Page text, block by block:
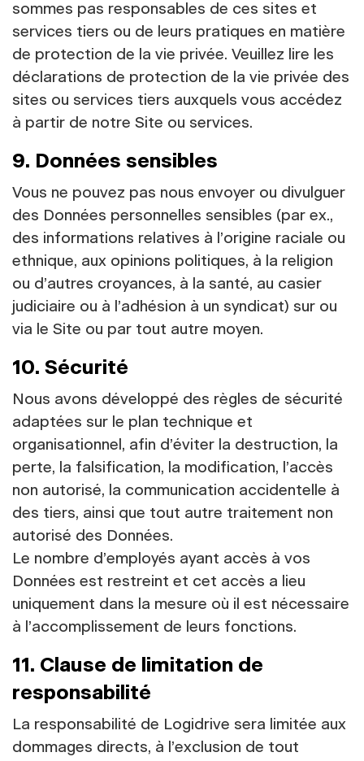
sommes pas responsables de ces sites et
services tiers ou de leurs pratiques en matière
de protection de la vie privée. Veuillez lire les
déclarations de protection de la vie privée des
sites ou services tiers auxquels vous accédez
à partir de notre Site ou services.
9. Données sensibles
Vous ne pouvez pas nous envoyer ou divulguer
des Données personnelles sensibles (par ex.,
des informations relatives à l’origine raciale ou
ethnique, aux opinions politiques, à la religion
ou d’autres croyances, à la santé, au casier
judiciaire ou à l’adhésion à un syndicat) sur ou
via le Site ou par tout autre moyen.
10. Sécurité
Nous avons développé des règles de sécurité
adaptées sur le plan technique et
organisationnel, afin d’éviter la destruction, la
perte, la falsification, la modification, l’accès
non autorisé, la communication accidentelle à
des tiers, ainsi que tout autre traitement non
autorisé des Données.
Le nombre d’employés ayant accès à vos
Données est restreint et cet accès a lieu
uniquement dans la mesure où il est nécessaire
à l’accomplissement de leurs fonctions.
11. Clause de limitation de
responsabilité
La responsabilité de Logidrive sera limitée aux
dommages directs, à l’exclusion de tout